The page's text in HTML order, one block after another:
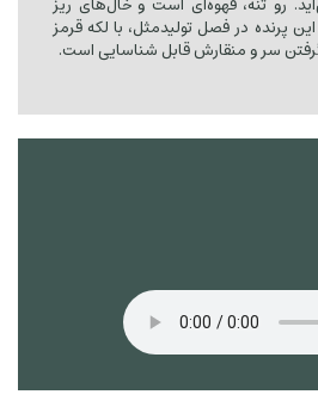
رو تنه، قهوه‌ای است و خال‌های ریز
پرنده در فصل تولیدمثل، با لکه قرمز
گرفتن سر و منقارش قابل شناسایی است.